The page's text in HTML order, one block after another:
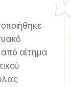
αίτημα